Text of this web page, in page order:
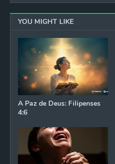
YOU MIGHT LIKE
A Paz de Deus: Filipenses
4:6